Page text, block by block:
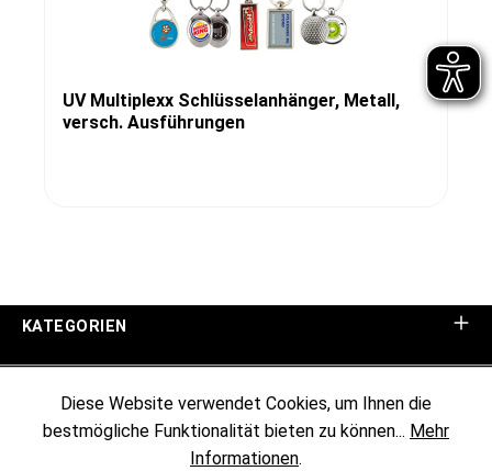
UV Multiplexx Schlüsselanhänger, Metall,
versch. Ausführungen
KATEGORIEN
KUNDENINFORMATIONEN
Diese Website verwendet Cookies, um Ihnen die
bestmögliche Funktionalität bieten zu können... Mehr
Informationen.